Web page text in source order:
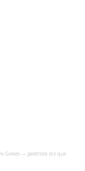
Gomes — pedetista diz que